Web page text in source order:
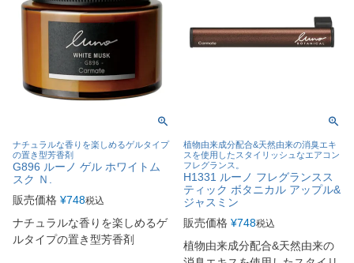
ナチュラルな香りを楽しめるゲルタイプ
の置き型芳香剤
G896 ルーノ ゲル ホワイトム
スク Ｎ.
販売価格 ¥748税込
ナチュラルな香りを楽しめるゲ
ルタイプの置き型芳香剤
植物由来成分配合&天然由来の消臭エキ
スを使用したスタイリッシュなエアコン
フレグランス。
H1331 ルーノ フレグランスス
ティック ボタニカル アップル&
ジャスミン
販売価格 ¥748税込
植物由来成分配合&天然由来の